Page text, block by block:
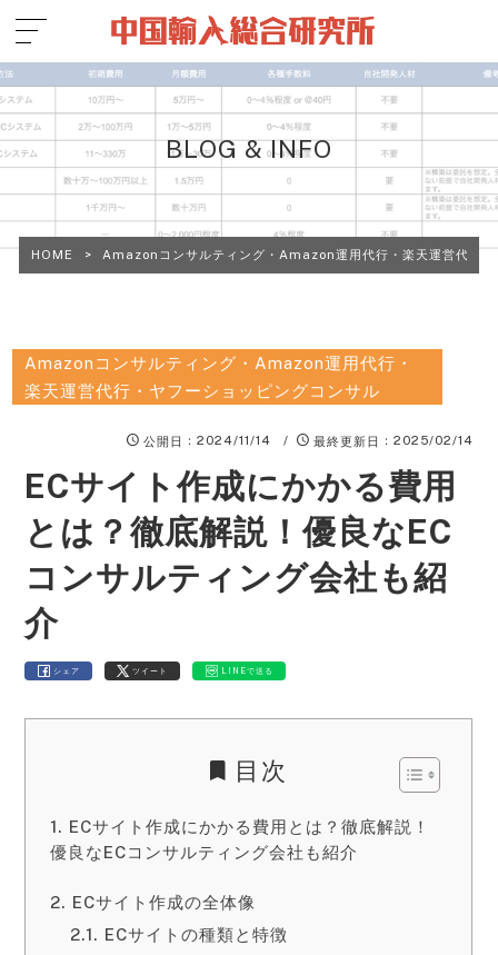
BLOG & INFO
HOME > Amazonコンサルティング・Amazon運用代行・楽天運営代行・
Amazonコンサルティング・Amazon運用代行・
楽天運営代行・ヤフーショッピングコンサル
公開日 ：2024/11/14 / 最終更新日 ：2025/02/14
ECサイト作成にかかる費用
とは？徹底解説！優良なEC
コンサルティング会社も紹
介
シェア ツイート LINEで送る
目次
ECサイト作成にかかる費用とは？徹底解説！
優良なECコンサルティング会社も紹介
ECサイト作成の全体像
ECサイトの種類と特徴